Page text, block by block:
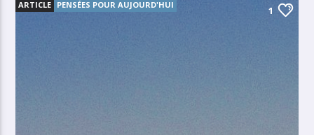
ARTICLE PENSÉES POUR AUJOURD'HUI 1